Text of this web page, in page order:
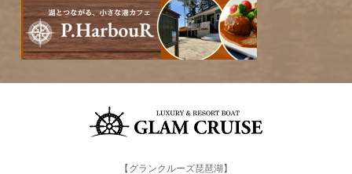
【グランクルーズ琵琶湖】